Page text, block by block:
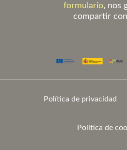
formulario, nos
compartir
Política de privacidad
Política de